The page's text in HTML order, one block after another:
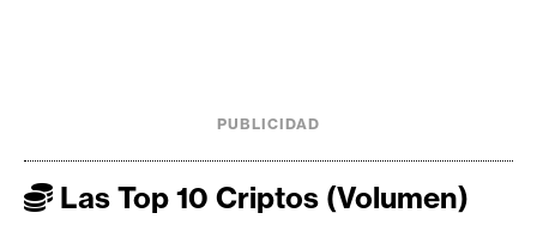
PUBLICIDAD
Las Top 10 Criptos (Volumen)